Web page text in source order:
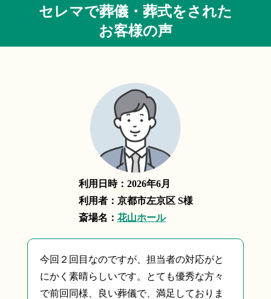
セレマで葬儀・葬式をされた
お客様の声
利用日時：2026年6月
利用者：京都市左京区 S様
斎場名： 花山ホール
今回２回目なのですが、担当者の対応がと
にかく素晴らしいです。とても優秀な方々
で前回同様、良い葬儀で、満足しておりま